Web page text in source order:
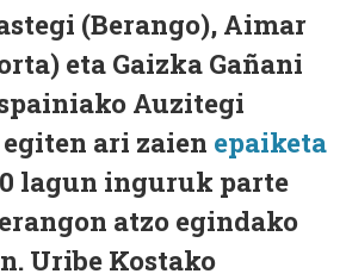
(Berango), Aimar
eta Gaizka Gañani
Auzitegi
ari zaien epaiketa
lagun inguruk parte
atzo egindako
Uribe Kostako